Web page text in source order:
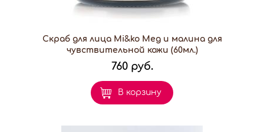
Скраб для лица Mi&ko Мед и малина для
чувствительной кожи (60мл.)
760 руб.
В корзину